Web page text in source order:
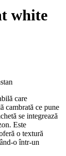
white
care
cambrată ce pune
se integrează
Este
o textură
o într-un